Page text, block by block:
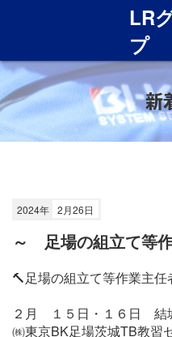
LR
プ
LRグ
技
お
新
2024年 2月26日
～ 足場の組立て等
🔨足場の組立て等作業主
２月 １５日・１６日 結
㈱東京BK足場茨城TB教習